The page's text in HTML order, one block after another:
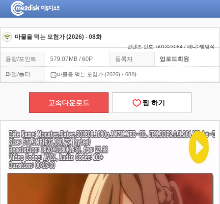
마물을 먹는 모험가 (2026) - 08화
컨텐츠 번호: 601323084 / 애니>방영작
용량/포인트 579.07MB / 60P 등록자 업로드회원
파일/폴더 마물을 먹는 모험가 (2026) - 08화
고속다운로드 찜 하기